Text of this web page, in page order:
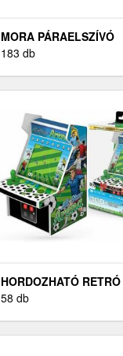
MORA PÁRAELSZÍVÓ
183 db
HORDOZHATÓ RETRÓ
JÁTÉKKONZOL
58 db